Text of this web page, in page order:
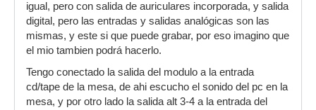
igual, pero con salida de auriculares incorporada, y salida
digital, pero las entradas y salidas analógicas son las
mismas, y este si que puede grabar, por eso imagino que
el mio tambien podrá hacerlo.
Tengo conectado la salida del modulo a la entrada
cd/tape de la mesa, de ahi escucho el sonido del pc en la
mesa, y por otro lado la salida alt 3-4 a la entrada del